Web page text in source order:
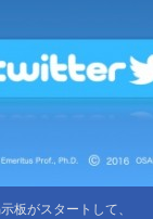
板がスタートして、